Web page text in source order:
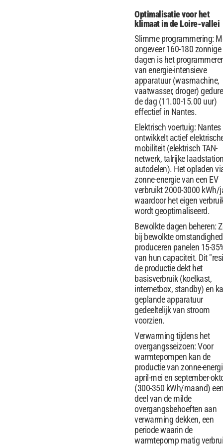
Optimalisatie voor het
klimaat in de Loire-vallei
Slimme programmering:
ongeveer 160-180 zonnige
dagen is het
van energie-intensieve
apparatuur (wasmachine,
vaatwasser, droger)
de dag (11.00-15.00 uur)
effectief in Nantes.
Elektrisch voertuig: Nantes
ontwikkelt actief
mobiliteit (elektrisch TAN-
netwerk, talrijke
autodelen). Het opladen
zonne-energie van een EV
verbruikt 2000-3000 kWh/
waardoor het eigen
wordt geoptimaliseerd.
Bewolkte dagen beheren:
bij bewolkte
produceren panelen 15-
van hun capaciteit. Dit
de productie dekt het
basisverbruik (koelkast,
internetbox, standby) en
geplande apparatuur
gedeeltelijk van stroom
voorzien.
Verwarming tijdens het
overgangsseizoen: Voor
warmtepompen kan de
productie van zonne-
april-mei en september-
(300-350 kWh/maand)
deel van de milde
overgangsbehoeften aan
verwarming dekken, een
periode waarin de
warmtepomp matig